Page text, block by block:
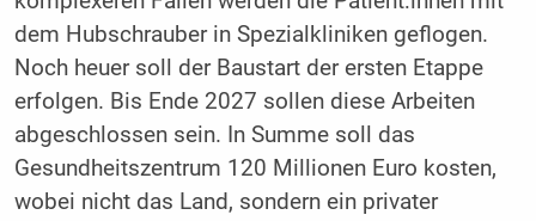
dem Hubschrauber in Spezialkliniken geflogen.
Noch heuer soll der Baustart der ersten Etappe
erfolgen. Bis Ende 2027 sollen diese Arbeiten
abgeschlossen sein. In Summe soll das
Gesundheitszentrum 120 Millionen Euro kosten,
wobei nicht das Land, sondern ein privater